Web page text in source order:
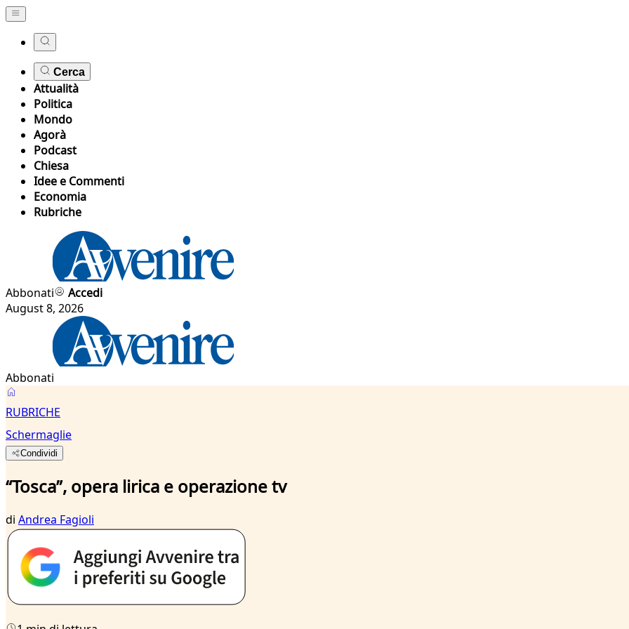
Cerca
Attualità
Politica
Mondo
Agorà
Podcast
Chiesa
Idee e Commenti
Economia
Rubriche
Abbonati
Accedi
August 8, 2026
Abbonati
RUBRICHE
Schermaglie
Condividi
“Tosca”, opera lirica e operazione tv
di Andrea Fagioli